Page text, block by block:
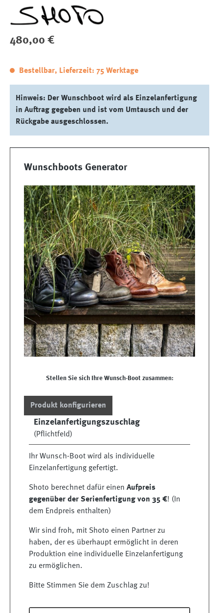
Regulärer Preis:
480,00 €
Bestellbar, Lieferzeit: 75 Werktage
Hinweis: Der Wunschboot wird als Einzelanfertigung
in Auftrag gegeben und ist vom Umtausch und der
Rückgabe ausgeschlossen.
Wunschboots Generator
Stellen Sie sich Ihre Wunsch-Boot zusammen:
Produkt konfigurieren
Einzelanfertigungszuschlag
(Pflichtfeld)
Ihr Wunsch-Boot wird als individuelle
Einzelanfertigung gefertigt.
Shoto berechnet dafür einen Aufpreis
gegenüber der Serienfertigung von 35 €! (In
dem Endpreis enthalten)
Wir sind froh, mit Shoto einen Partner zu
haben, der es überhaupt ermöglicht in deren
Produktion eine individuelle Einzelanfertigung
zu ermöglichen.
Bitte Stimmen Sie dem Zuschlag zu!